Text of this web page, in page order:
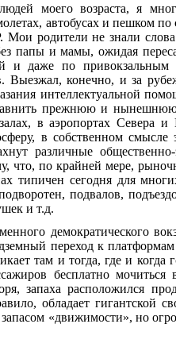
моего возраста, я
автобусах и пешком
родители не знали слова
папы и мамы, ожидая
и даже по привокзальным
Выезжал, конечно, и за
интеллектуальной
прежнюю и
в аэропортах Севера
в собственном смысле
различные общественно-
что, по крайней мере,
типичен сегодня для
подвалов,
и т.д.
демократического
переход к
там и тогда, где и когда
бесплатно мочиться
запаха расположился
обладает гигантской
«движимости», но